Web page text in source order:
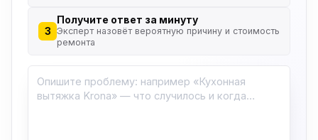
3
Получите ответ за минуту
Эксперт назовёт вероятную причину и стоимость
ремонта